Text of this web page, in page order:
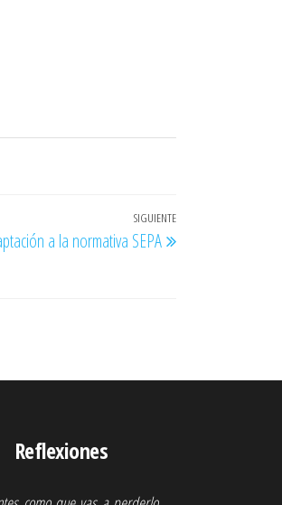
Entrada
siguiente
SIGUIENTE
a la normativa SEPA
Reflexiones